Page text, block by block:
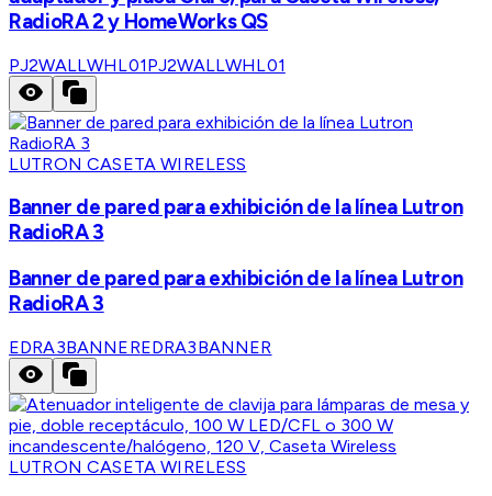
RadioRA 2 y HomeWorks QS
PJ2WALLWHL01PJ2WALLWHL01
LUTRON CASETA WIRELESS
Banner de pared para exhibición de la línea Lutron
RadioRA 3
Banner de pared para exhibición de la línea Lutron
RadioRA 3
EDRA3BANNEREDRA3BANNER
LUTRON CASETA WIRELESS